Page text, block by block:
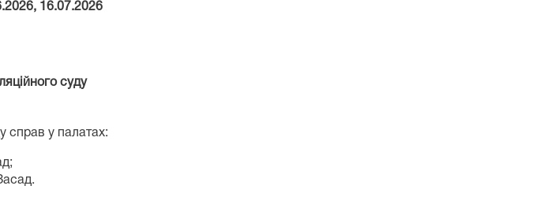
16.07.2026
суду
справ у палатах: